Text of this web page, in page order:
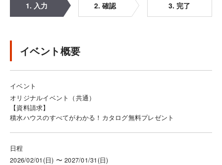
1. 入力 2. 確認 3. 完了
イベント概要
イベント
オリジナルイベント（共通）
【資料請求】
積水ハウスのすべてがわかる！カタログ無料プレゼント
日程
2026/02/01(日) 〜 2027/01/31(日)